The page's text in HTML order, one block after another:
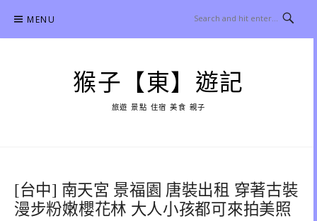
content
MENU
猴子【東】遊記
旅遊 景點 住宿 美食 親子
[台中] 南天宮 景福園 唐裝出租 穿著古裝
漫步粉嫩櫻花林 大人小孩都可來拍美照